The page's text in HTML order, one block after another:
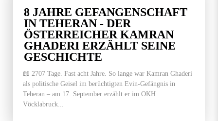
8 JAHRE GEFANGENSCHAFT
IN TEHERAN - DER
ÖSTERREICHER KAMRAN
GHADERI ERZÄHLT SEINE
GESCHICHTE
📖 2707 Tage. Fast acht Jahre. So lange war Kamran Ghaderi
als politische Geisel im berüchtigten Evin-Gefängnis in
Teheran – am 17. September erzählt er im OKH
Vöcklabruck...